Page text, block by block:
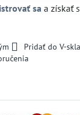
sa a získať
Pridať do V-